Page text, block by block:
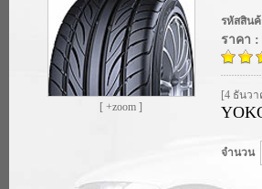
[ +zoom ]
รหัสสินค้
ราคา :
[4 ธันวา
จำนวน